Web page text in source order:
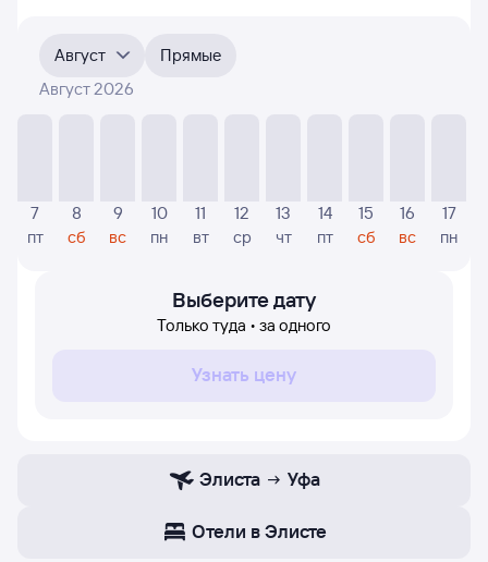
Выберите дату, перейдите по клику к поиску
авиабилетов и просмотру
Если никто не искал авиабилетов по маршруту Уфа —
Элиста, то цены могут отсутствовать частично или
полностью. В этом случае заполните форму поиска в
Август
Прямые
Август 2026
7
пт
8
сб
9
вс
10
пн
11
вт
12
ср
13
чт
14
пт
15
сб
16
вс
17
пн
Выберите дату
Только туда • за одного
Узнать цену
Элиста Уфа
Отели в Элисте